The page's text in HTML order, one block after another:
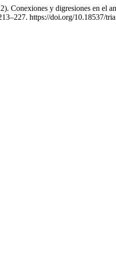
y digresiones en el
https://doi.org/10.18537/